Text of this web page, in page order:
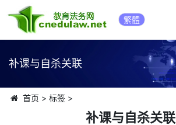
繁體
补课与自杀关联
首页 > 标签>
补课与自杀关联